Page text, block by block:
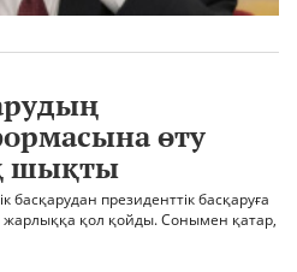
өту
шықты
басқарудан президенттік басқаруға
жарлыққа қол қойды. Сонымен қатар,